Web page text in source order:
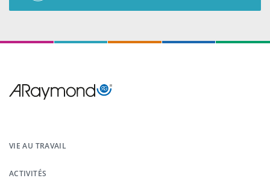
page
VIE AU TRAVAIL
ACTIVITÉS